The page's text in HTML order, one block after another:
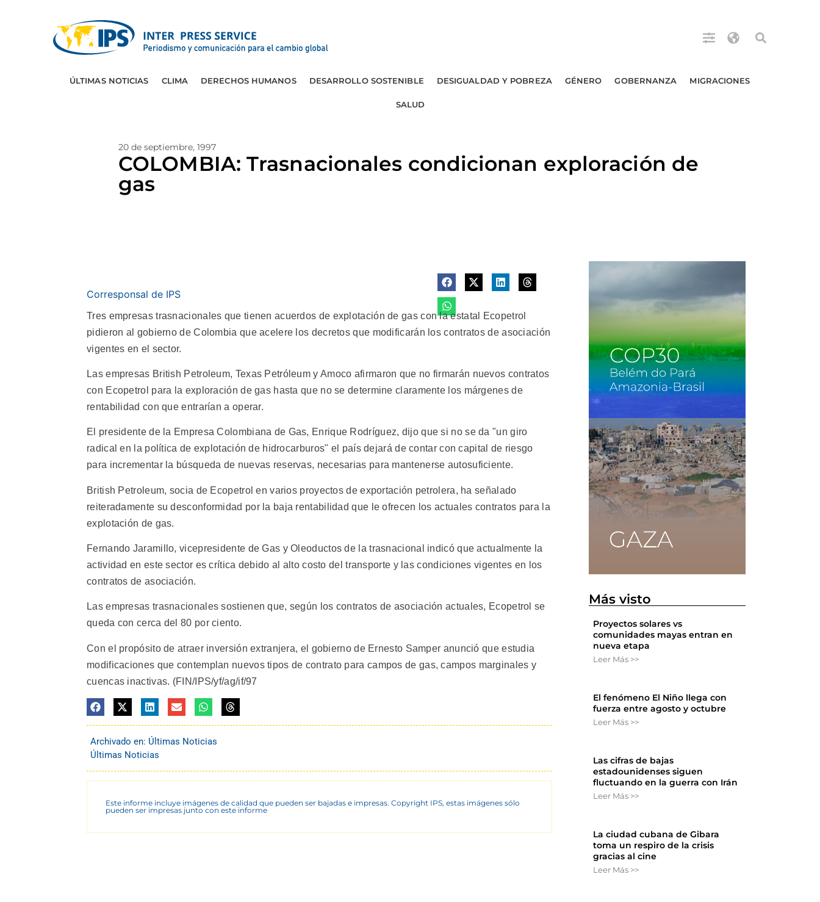
ÚLTIMAS NOTICIAS CLIMA DERECHOS HUMANOS DESARROLLO SOSTENIBLE DESIGUALDAD Y POBREZA GÉNERO GOBERNANZA MIGRACIONES
SALUD
20 de septiembre, 1997
COLOMBIA: Trasnacionales condicionan exploración de
gas
Corresponsal de IPS
Tres empresas trasnacionales que tienen acuerdos de explotación de gas con la estatal Ecopetrol
pidieron al gobierno de Colombia que acelere los decretos que modificarán los contratos de asociación
vigentes en el sector.
Las empresas British Petroleum, Texas Petróleum y Amoco afirmaron que no firmarán nuevos contratos
con Ecopetrol para la exploración de gas hasta que no se determine claramente los márgenes de
rentabilidad con que entrarían a operar.
El presidente de la Empresa Colombiana de Gas, Enrique Rodríguez, dijo que si no se da "un giro
radical en la política de explotación de hidrocarburos" el país dejará de contar con capital de riesgo
para incrementar la búsqueda de nuevas reservas, necesarias para mantenerse autosuficiente.
British Petroleum, socia de Ecopetrol en varios proyectos de exportación petrolera, ha señalado
reiteradamente su desconformidad por la baja rentabilidad que le ofrecen los actuales contratos para la
explotación de gas.
Fernando Jaramillo, vicepresidente de Gas y Oleoductos de la trasnacional indicó que actualmente la
actividad en este sector es crítica debido al alto costo del transporte y las condiciones vigentes en los
contratos de asociación.
Las empresas trasnacionales sostienen que, según los contratos de asociación actuales, Ecopetrol se
queda con cerca del 80 por ciento.
Con el propósito de atraer inversión extranjera, el gobierno de Ernesto Samper anunció que estudia
modificaciones que contemplan nuevos tipos de contrato para campos de gas, campos marginales y
cuencas inactivas. (FIN/IPS/yf/ag/if/97
Archivado en: Últimas Noticias
Últimas Noticias
Este informe incluye imágenes de calidad que pueden ser bajadas e impresas. Copyright IPS, estas imágenes sólo
pueden ser impresas junto con este informe
Más visto
Proyectos solares vs
comunidades mayas entran en
nueva etapa
Leer Más >>
El fenómeno El Niño llega con
fuerza entre agosto y octubre
Leer Más >>
Las cifras de bajas
estadounidenses siguen
fluctuando en la guerra con Irán
Leer Más >>
La ciudad cubana de Gibara
toma un respiro de la crisis
gracias al cine
Leer Más >>